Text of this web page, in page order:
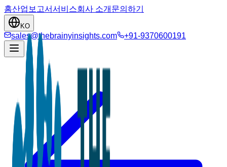
홈산업 보고서서비스회사 소개 문의하기
KO
sales@thebrainyinsights.com +91-9370600191